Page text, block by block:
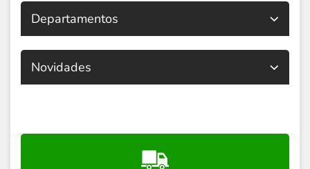
Departamentos
Novidades